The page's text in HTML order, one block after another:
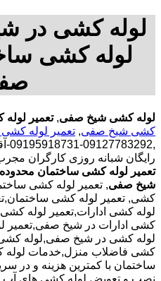
لوله کشی در
لوله کشی
لوله کشی شیخ صفی,تعمیر
کشی شیخ صفی, تعمیر لوله
رایگان شبانه روزی کارگران
تعمیر لوله کشی ساختمان
شیخ صفی, تعمیر لوله کشی
کشی, تعمیر لوله کشی
لوله کشی ادارات,تعمیر لوله
کشی ادارات در شیخ صفی,تعمیر
لوله کشی در شیخ صفی,لوله
کشی فاضلاب منزل,خدمات لوله
ساختمان با کمترین هزینه و در
نصب و تعویض لوله کشی های آب ،